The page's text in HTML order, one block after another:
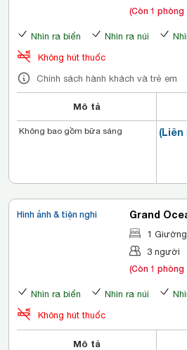
(Còn 1
Nhìn ra biển Nhìn ra núi
Không hút thuốc
Chính sách hành khách và trẻ em
Mô tả
(Liên
Không bao gồm bữa sáng
Hình ảnh & tiện nghi Grand
1
3 người
(Còn 1
Nhìn ra biển Nhìn ra núi
Không hút thuốc
Mô tả